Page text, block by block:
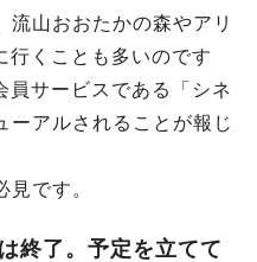
流山おおたかの森やアリ
行くことも多いのです
員サービスである「シネ
ーアルされることが報じ
です。
終了。予定を立てて